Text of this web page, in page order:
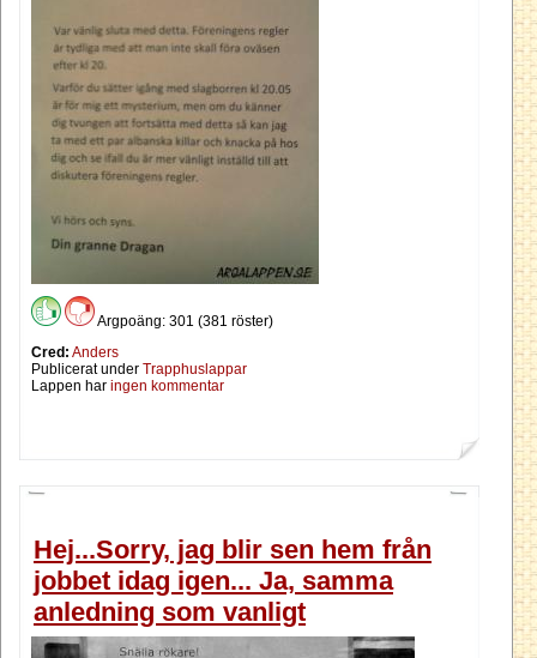
Argpoäng: 301 (381 röster)
Cred: Anders
Publicerat under Trapphuslappar
Lappen har ingen kommentar
Hej...Sorry, jag blir sen hem från
jobbet idag igen... Ja, samma
anledning som vanligt